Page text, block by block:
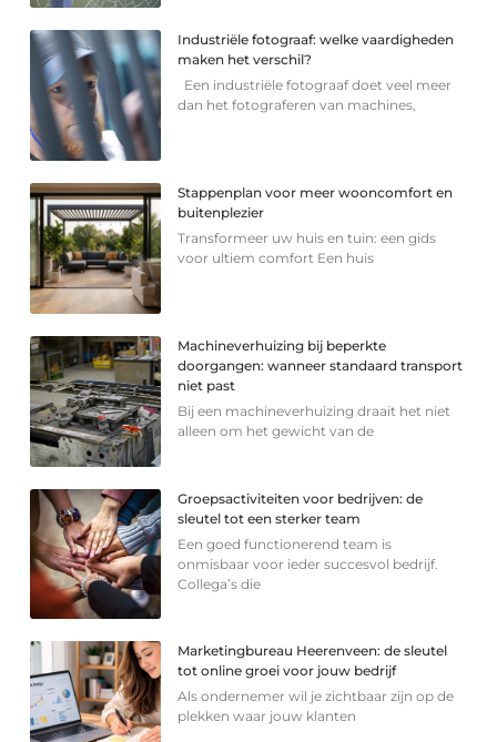
Industriële fotograaf: welke vaardigheden
maken het verschil?
Een industriële fotograaf doet veel meer
dan het fotograferen van machines,
Stappenplan voor meer wooncomfort en
buitenplezier
Transformeer uw huis en tuin: een gids
voor ultiem comfort Een huis
Machineverhuizing bij beperkte
doorgangen: wanneer standaard transport
niet past
Bij een machineverhuizing draait het niet
alleen om het gewicht van de
Groepsactiviteiten voor bedrijven: de
sleutel tot een sterker team
Een goed functionerend team is
onmisbaar voor ieder succesvol bedrijf.
Collega’s die
Marketingbureau Heerenveen: de sleutel
tot online groei voor jouw bedrijf
Als ondernemer wil je zichtbaar zijn op de
plekken waar jouw klanten